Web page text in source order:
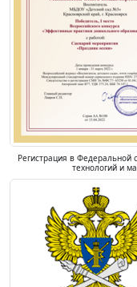
Регистрация в Федеральной
технологий и